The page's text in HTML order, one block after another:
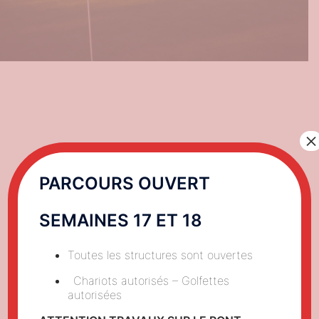
Catégorie : Actualités
Nouvel Etalonnage
Nouvel étalonnage avec un gain de d’une moyenne
PARCOURS OUVERT
SEMAINES 17 ET 18
Toutes les structures sont ouvertes
Chariots autorisés – Golfettes
autorisées
×